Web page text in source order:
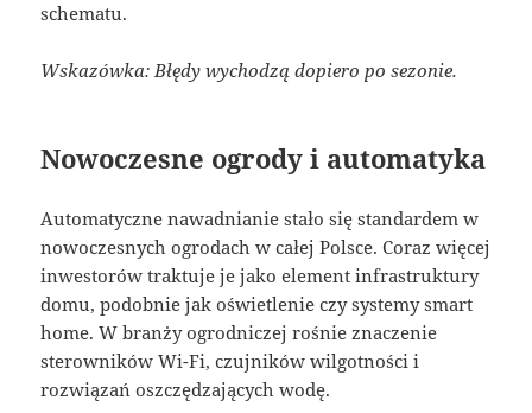
schematu.
Wskazówka: Błędy wychodzą dopiero po sezonie.
Nowoczesne ogrody i automatyka
Automatyczne nawadnianie stało się standardem w
nowoczesnych ogrodach w całej Polsce. Coraz więcej
inwestorów traktuje je jako element infrastruktury
domu, podobnie jak oświetlenie czy systemy smart
home. W branży ogrodniczej rośnie znaczenie
sterowników Wi-Fi, czujników wilgotności i
rozwiązań oszczędzających wodę.